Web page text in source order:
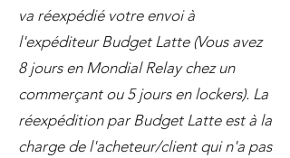
va réexpédié votre envoi à
l'expéditeur Budget Latte (Vous avez
8 jours en Mondial Relay chez un
commerçant ou 5 jours en lockers). La
réexpédition par Budget Latte est à la
charge de l'acheteur/client qui n'a pas